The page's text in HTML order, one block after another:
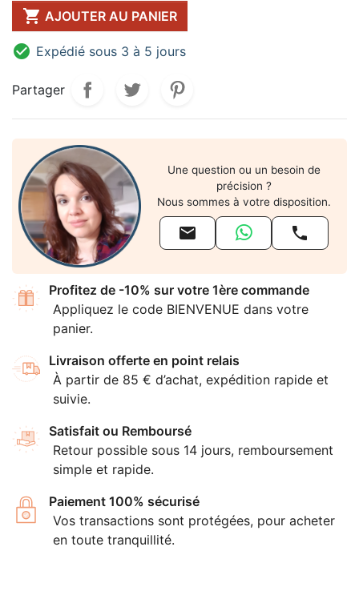
 AJOUTER AU PANIER
 Expédié sous 3 à 5 jours
Partager
Une question ou un besoin de
précision ?
Nous sommes à votre disposition.
 
Profitez de -10% sur votre 1ère commande
Appliquez le code BIENVENUE dans votre
panier.
Livraison offerte en point relais
À partir de 85 € d’achat, expédition rapide et
suivie.
Satisfait ou Remboursé
Retour possible sous 14 jours, remboursement
simple et rapide.
Paiement 100% sécurisé
Vos transactions sont protégées, pour acheter
en toute tranquillité.